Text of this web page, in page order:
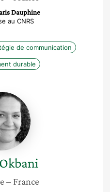
Dauphine
au CNRS
de communication
durable
Nadia
Okbani
Okbani
– France